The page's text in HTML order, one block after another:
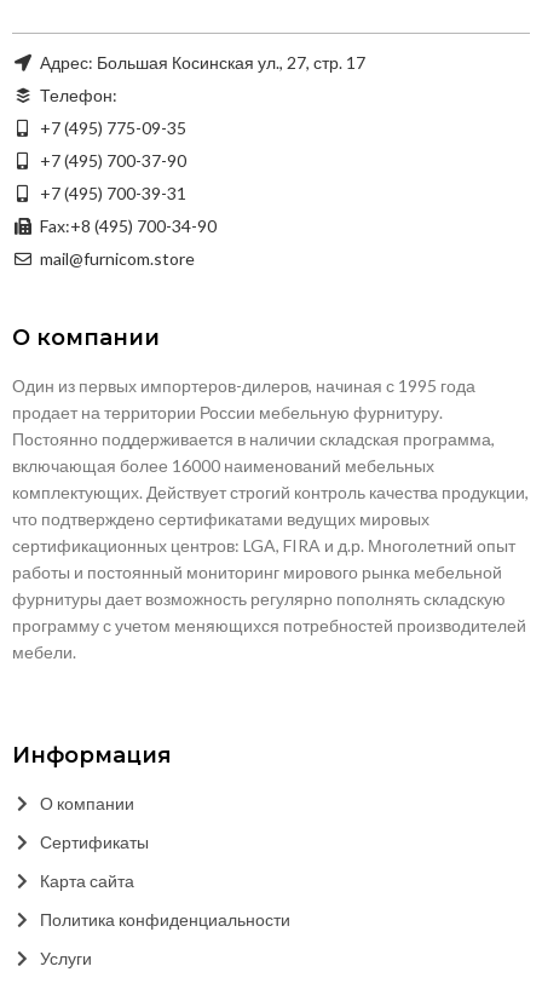
Адрес: Большая Косинская ул., 27, стр. 17
Телефон:
+7 (495) 775-09-35
+7 (495) 700-37-90
+7 (495) 700-39-31
Fax:+8 (495) 700-34-90
mail@furnicom.store
О компании
Один из первых импортеров-дилеров, начиная с 1995 года
продает на территории России мебельную фурнитуру.
Постоянно поддерживается в наличии складская программа,
включающая более 16000 наименований мебельных
комплектующих. Действует строгий контроль качества продукции,
что подтверждено сертификатами ведущих мировых
сертификационных центров: LGA, FIRA и д.р. Многолетний опыт
работы и постоянный мониторинг мирового рынка мебельной
фурнитуры дает возможность регулярно пополнять складскую
программу с учетом меняющихся потребностей производителей
мебели.
Информация
О компании
Сертификаты
Карта сайта
Политика конфиденциальности
Услуги